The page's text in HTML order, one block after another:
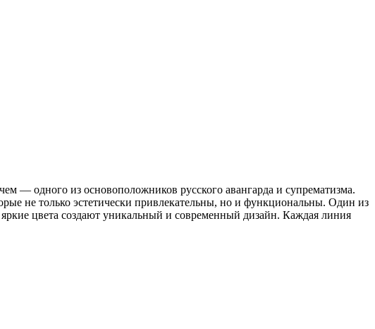
одного из основоположников русского авангарда и супрематизма.
не только эстетически привлекательны, но и функциональны. Один из
цвета создают уникальный и современный дизайн. Каждая линия